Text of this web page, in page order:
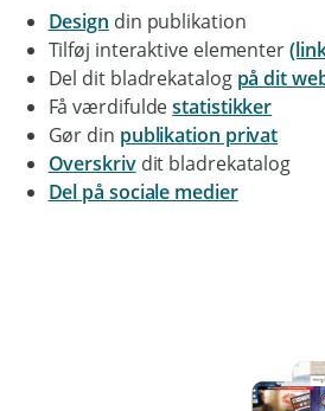
Design din publikation
Tilføj interaktive elementer
Del dit bladrekatalog på dit
Få værdifuldestatistikker
Gør din publikation privat
Overskrivdit bladrekatalog
Del på sociale medier